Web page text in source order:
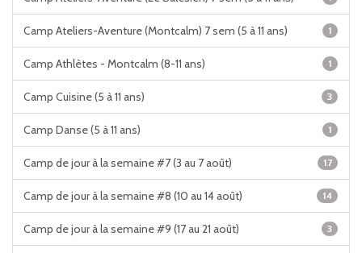
Camp Ateliers-Aventure (Montcalm) 7 sem (5 à 11 ans) 1
Camp Athlètes - Montcalm (8-11 ans) 1
Camp Cuisine (5 à 11 ans) 3
Camp Danse (5 à 11 ans) 1
Camp de jour à la semaine #7 (3 au 7 août) 17
Camp de jour à la semaine #8 (10 au 14 août) 14
Camp de jour à la semaine #9 (17 au 21 août) 3